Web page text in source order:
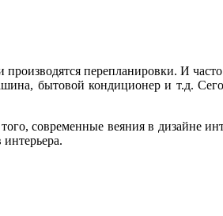
перепланировки. И
бытовой кондиционер и т.д.
современные веяния в дизайне